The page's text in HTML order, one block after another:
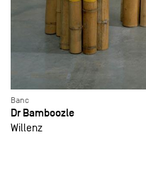
Banc
Dr Bamboozle
Willenz